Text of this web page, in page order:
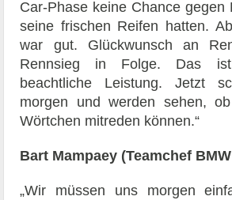
Car-Phase keine Chance gegen
seine frischen Reifen hatten.
war gut. Glückwunsch an
Rennsieg in Folge. Das
beachtliche Leistung. Jetzt
morgen und werden sehen,
Wörtchen mitreden können.“
Bart Mampaey (Teamchef
„Wir müssen uns morgen